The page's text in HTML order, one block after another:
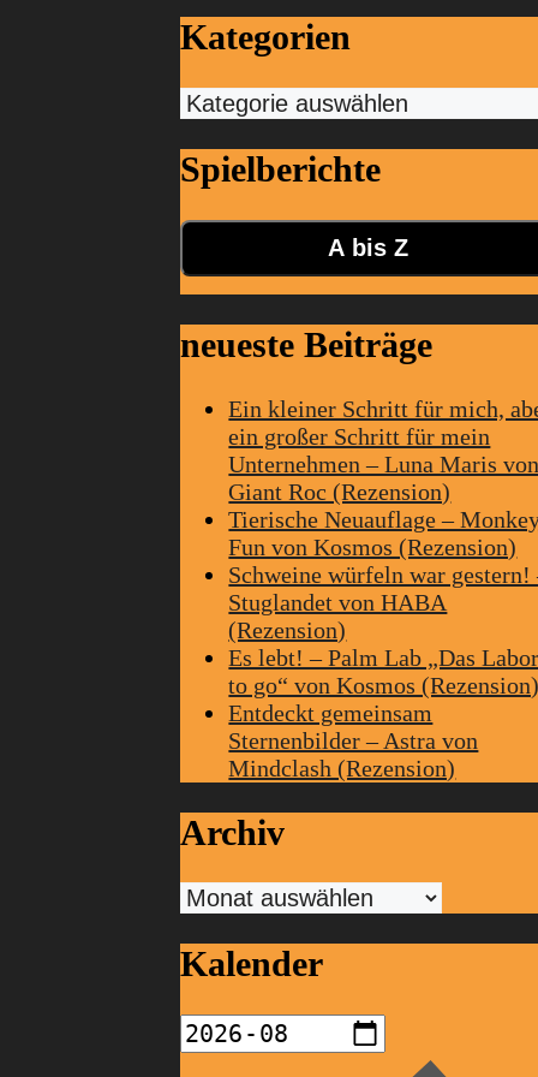
Kategorien
Kategorien
Spielberichte
A bis Z
neueste Beiträge
Ein kleiner Schritt für mich,
ein großer Schritt für mein
Unternehmen – Luna Maris von
Giant Roc (Rezension)
Tierische Neuauflage –
Fun von Kosmos (Rezension)
Schweine würfeln war gestern!
Stuglandet von HABA
(Rezension)
Es lebt! – Palm Lab „Das Labor
to go“ von Kosmos (Rezension)
Entdeckt gemeinsam
Sternenbilder – Astra von
Mindclash (Rezension)
Archiv
Archiv
Kalender